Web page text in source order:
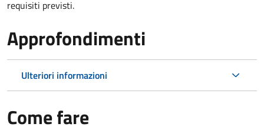
requisiti previsti.
Approfondimenti
Ulteriori informazioni
Come fare